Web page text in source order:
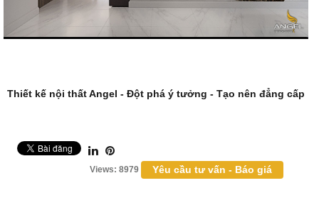
Thiết kế nội thấtAngel - Đột phá ý tưởng - Tạo nên đẳng cấp
Views: 8979 Yêu cầu tư vấn - Báo giá